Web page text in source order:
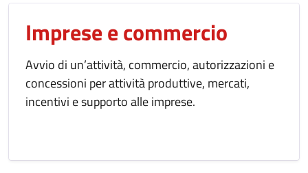
Imprese e commercio
Avvio di un’attività, commercio, autorizzazioni e
concessioni per attività produttive, mercati,
incentivi e supporto alle imprese.